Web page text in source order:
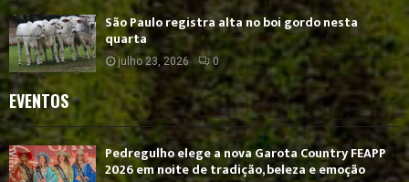
São Paulo registra alta no boi gordo nesta
quarta
julho 23, 2026 0
EVENTOS
Pedregulho elege a nova Garota Country FEAPP
2026 em noite de tradição, beleza e emoção